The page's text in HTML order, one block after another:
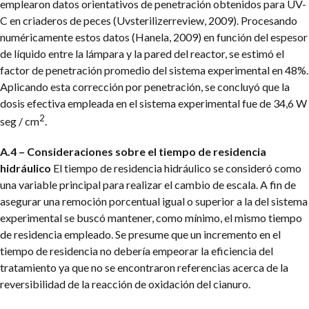
emplearon datos orientativos de penetración obtenidos para UV-
C en criaderos de peces (Uvsterilizerreview, 2009). Procesando
numéricamente estos datos (Hanela, 2009) en función del espesor
de líquido entre la lámpara y la pared del reactor, se estimó el
factor de penetración promedio del sistema experimental en 48%.
Aplicando esta corrección por penetración, se concluyó que la
dosis efectiva empleada en el sistema experimental fue de 34,6 W
seg / cm2.
A.4 – Consideraciones sobre el tiempo de residencia
hidráulico El tiempo de residencia hidráulico se consideró como
una variable principal para realizar el cambio de escala. A fin de
asegurar una remoción porcentual igual o superior a la del sistema
experimental se buscó mantener, como mínimo, el mismo tiempo
de residencia empleado. Se presume que un incremento en el
tiempo de residencia no debería empeorar la eficiencia del
tratamiento ya que no se encontraron referencias acerca de la
reversibilidad de la reacción de oxidación del cianuro.